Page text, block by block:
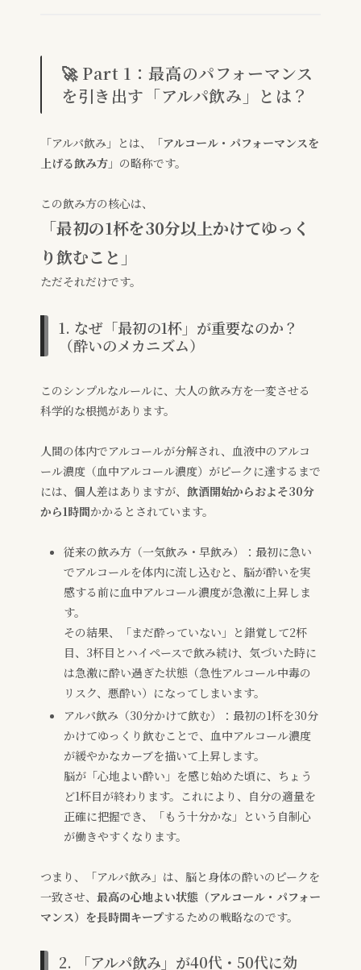
🚀 Part 1：最高のパフォーマンス
を引き出す「アルパ飲み」とは？
「アルパ飲み」とは、「アルコール・パフォーマンスを
上げる飲み方 」の略称です。
この飲み方の核心は、
「最初の1杯を30分以上かけてゆっく
り飲むこと」
ただそれだけです。
1. なぜ「最初の1杯」が重要なのか？
（酔いのメカニズム）
このシンプルなルールに、大人の飲み方を一変させる
科学的な根拠があります。
人間の体内でアルコールが分解され、血液中のアルコ
ール濃度（血中アルコール濃度）がピークに達するまで
には、個人差はありますが、 飲酒開始からおよそ30分
から1時間かかるとされています。
従来の飲み方（一気飲み・早飲み）：最初に急い
でアルコールを体内に流し込むと、脳が酔いを実
感する前に血中アルコール濃度が急激に上昇しま
す。
その結果、「まだ酔っていない」と錯覚して2杯
目、3杯目とハイペースで飲み続け、気づいた時に
は急激に酔い過ぎた状態（急性アルコール中毒の
リスク、悪酔い）になってしまいます。
アルパ飲み（30分かけて飲む）：最初の1杯を30分
かけてゆっくり飲むことで、血中アルコール濃度
が緩やかなカーブを描いて上昇します。
脳が「心地よい酔い」を感じ始めた頃に、ちょう
ど1杯目が終わります。これにより、自分の適量を
正確に把握でき、「もう十分かな」という自制心
が働きやすくなります。
つまり、「アルパ飲み」は、脳と身体の酔いのピークを
一致させ、 最高の心地よい状態（アルコール・パフォー
マンス）を長時間キープするための戦略なのです。
2. 「アルパ飲み」が40代・50代に効